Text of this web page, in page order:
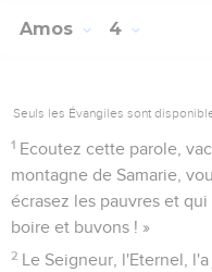
Amos 4
Seuls les Évangiles sont
1 Ecoutez cette parole,
montagne de Samarie,
écrasez les pauvres et
boire et buvons ! »
2 Le Seigneur, l'Eternel,